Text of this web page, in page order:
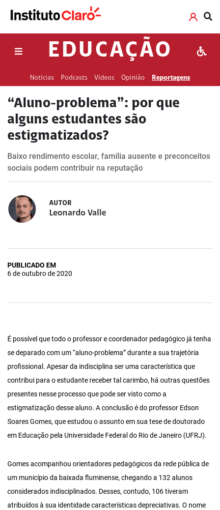
EDUCAÇÃO
Notícias Podcasts Vídeos Opinião Reportagens
“Aluno-problema”: por que
alguns estudantes são
estigmatizados?
Baixo rendimento escolar, família ausente e preconceitos
sociais podem contribuir na reputação
AUTOR
Leonardo Valle
PUBLICADO EM
6 de outubro de 2020
É possível que todo o professor e coordenador pedagógico já tenha
se deparado com um “aluno-problema” durante a sua trajetória
profissional. Apesar da indisciplina ser uma característica que
contribui para o estudante receber tal carimbo, há outras questões
presentes nesse processo que pode ser visto como a
estigmatização desse aluno. A conclusão é do professor Edson
Soares Gomes, que estudou o assunto em sua tese de doutorado
em Educação pela Universidade Federal do Rio de Janeiro (UFRJ).
Gomes acompanhou orientadores pedagógicos da rede pública de
um município da baixada fluminense, chegando a 132 alunos
considerados indisciplinados. Desses, contudo, 106 tiveram
atribuídos à sua identidade características depreciativas. O nome